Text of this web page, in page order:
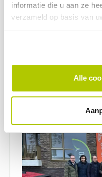
informatie die u aan ze
verzameld op basis van
Alle
DEEL DIT BERICHT
Gerelateerde